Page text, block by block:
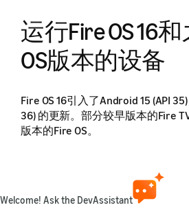
运行Fire OS 16
OS版本的设备
Fire OS 16引入了Android 15 (API
36) 的更新。部分较早版本的Fire
版本的Fire OS。
Welcome! Ask the DevAssistant